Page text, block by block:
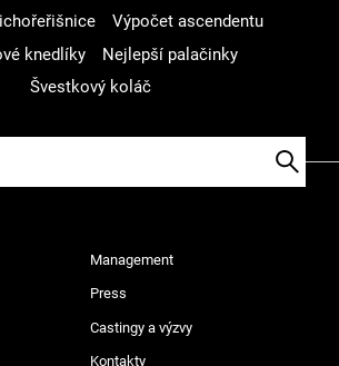
Výpočet ascendentu
knedlíky
Nejlepší palačinky
Švestkový koláč
Management
Press
Castingy a výzvy
Kontakty